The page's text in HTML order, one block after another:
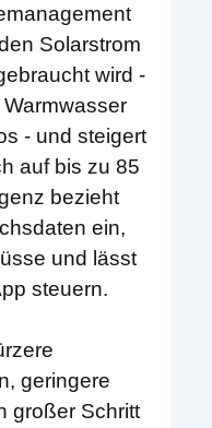
Solarstrom
wird -
- und steigert
auf bis zu 85
bezieht
ein,
und lässt
steuern.
geringere
großer Schritt